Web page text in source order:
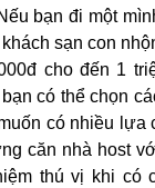
bạn đi một
sạn con
cho đến 1
có thể chọn
có nhiều lựa
căn nhà host
thú vị khi có